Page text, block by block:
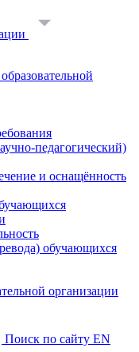
педагогический)
и оснащённость
обучающихся
организации
Поиск по сайту EN